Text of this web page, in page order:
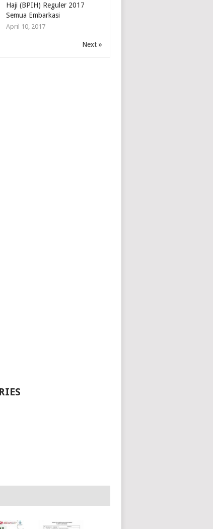
Haji (BPIH) Reguler 2017
Semua Embarkasi
April 10, 2017
Next »